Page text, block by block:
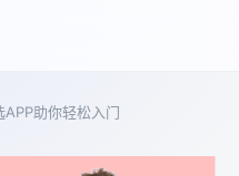
助你轻松入门